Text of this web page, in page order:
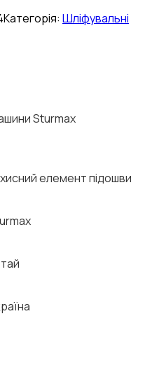
Категорія: Шліфувальні
Sturmax
елемент підошви